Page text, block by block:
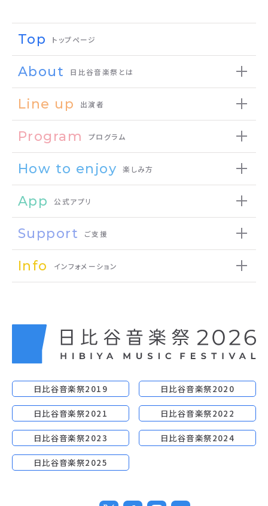
Top トップページ
About 日比谷音楽祭とは
Line up 出演者
Program プログラム
How to enjoy 楽しみ方
App 公式アプリ
Support ご支援
Info インフォメーション
日比谷音楽祭2019 日比谷音楽祭2020
日比谷音楽祭2021 日比谷音楽祭2022
日比谷音楽祭2023 日比谷音楽祭2024
日比谷音楽祭2025